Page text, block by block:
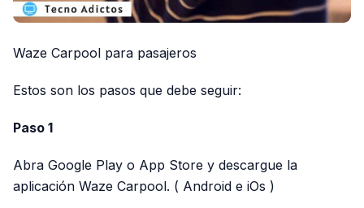
Waze Carpool para pasajeros
Estos son los pasos que debe seguir:
Paso 1
Abra Google Play o App Store y descargue la
aplicación Waze Carpool. ( Android e iOs )